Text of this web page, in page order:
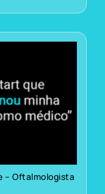
– Oftalmologista